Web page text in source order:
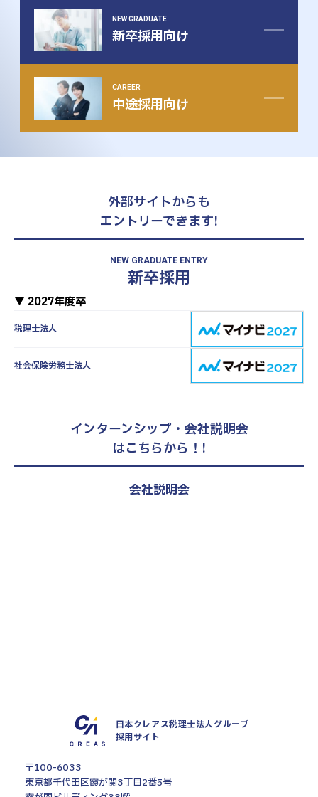
NEW GRADUATE
新卒採用向け
CAREER
中途採用向け
外部サイトからも
エントリーできます!
NEW GRADUATE ENTRY
新卒採用
▼ 2027年度卒
税理士法人
社会保険労務士法人
インターンシップ・会社説明会
はこちらから！!
会社説明会
日本クレアス税理士法人グループ
採用サイト
〒100-6033
東京都千代田区霞が関3丁目2番5号